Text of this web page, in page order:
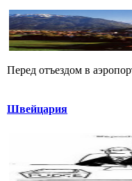
Перед отъездом в
Швейцария